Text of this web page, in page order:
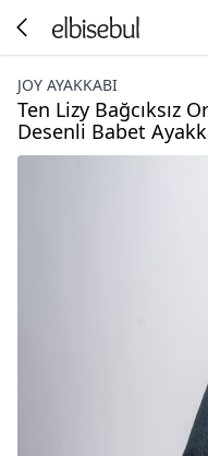
JOY AYAKKABI
Ten Lizy Bağcıksız
Desenli Babet